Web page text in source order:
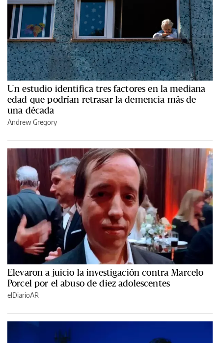
Un estudio identifica tres factores en la mediana
edad que podrían retrasar la demencia más de
una década
Andrew Gregory
Elevaron a juicio la investigación contra Marcelo
Porcel por el abuso de diez adolescentes
elDiarioAR